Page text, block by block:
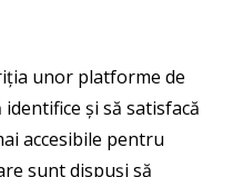
unor platforme de
și să satisfacă
accesibile pentru
sunt dispuși să